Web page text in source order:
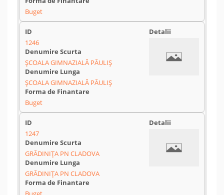
Buget
1246
ŞCOALA GIMNAZIALĂ PĂULIŞ
ŞCOALA GIMNAZIALĂ PĂULIŞ
Buget
1247
GRĂDINIŢA PN CLADOVA
GRĂDINIŢA PN CLADOVA